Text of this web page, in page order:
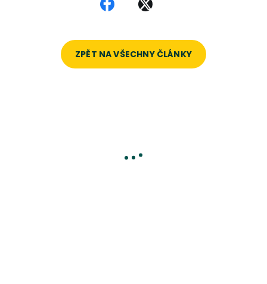
Sdílet na Facebooku
Sdílet na X
ZPĚT NA VŠECHNY ČLÁNKY